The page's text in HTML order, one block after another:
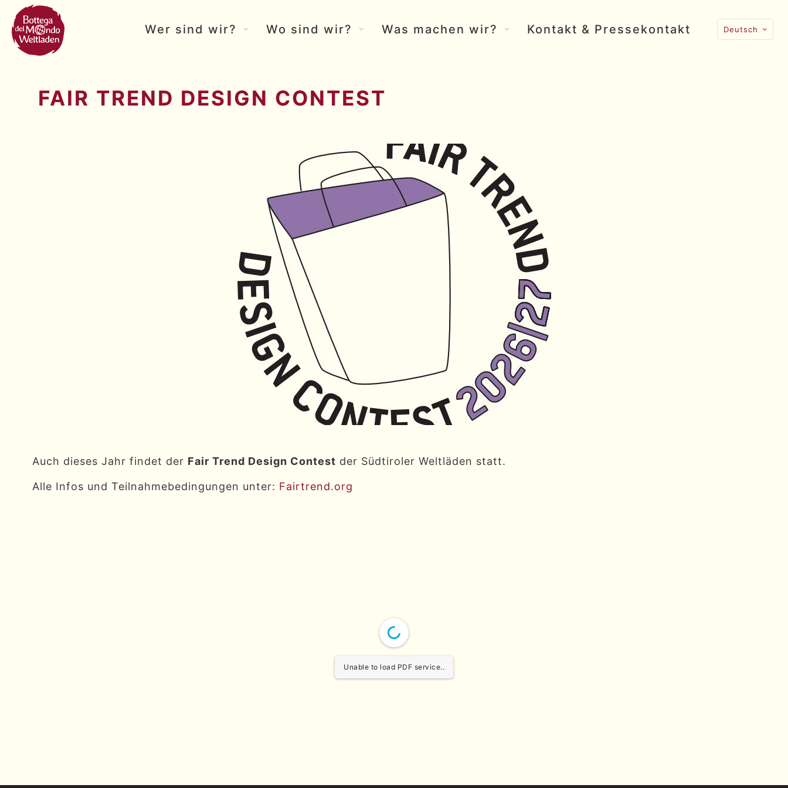
Wer sind wir? Wo sind wir? Was machen wir? Kontakt & Pressekontakt Deutsch
FAIR TREND DESIGN CONTEST
Auch dieses Jahr findet der Fair Trend Design Contest der Südtiroler Weltläden statt.
Alle Infos und Teilnahmebedingungen unter: Fairtrend.org
Unable to load PDF service..